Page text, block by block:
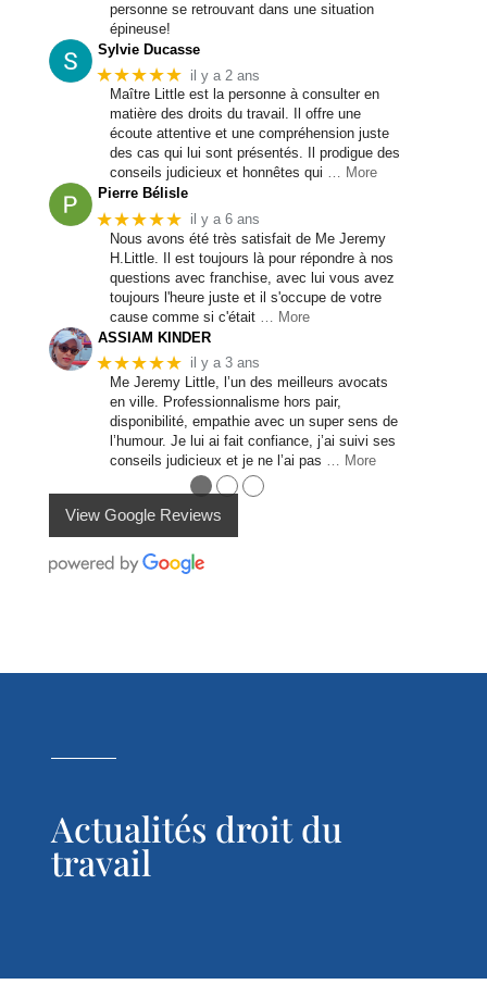
personne se retrouvant dans une situation
épineuse!
Sylvie Ducasse
★★★★★ il y a 2 ans
Maître Little est la personne à consulter en
matière des droits du travail. Il offre une
écoute attentive et une compréhension juste
des cas qui lui sont présentés. Il prodigue des
conseils judicieux et honnêtes qui … More
Pierre Bélisle
★★★★★ il y a 6 ans
Nous avons été très satisfait de Me Jeremy
H.Little. Il est toujours là pour répondre à nos
questions avec franchise, avec lui vous avez
toujours l'heure juste et il s'occupe de votre
cause comme si c'était
… More
ASSIAM KINDER
★★★★★ il y a 3 ans
Me Jeremy Little, l’un des meilleurs avocats
en ville. Professionnalisme hors pair,
disponibilité, empathie avec un super sens de
l’humour. Je lui ai fait confiance, j’ai suivi ses
conseils judicieux et je ne l’ai pas
… More
●●●
View Google Reviews
Actualités droit du
travail